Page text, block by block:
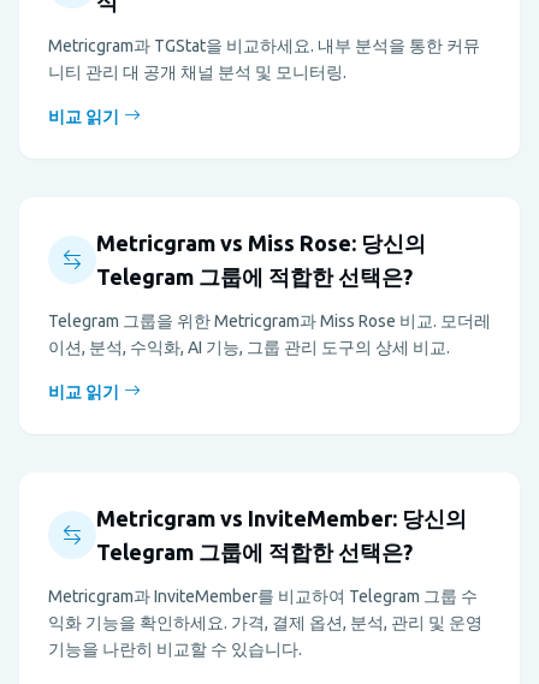
Metricgram과 TGStat을 비교하세요. 내부 분석을 통한 커뮤
니티 관리 대 공개 채널 분석 및 모니터링.
비교 읽기
Metricgram vs Miss Rose: 당신의
Telegram 그룹에 적합한 선택은?
Telegram 그룹을 위한 Metricgram과 Miss Rose 비교. 모더레
이션, 분석, 수익화, AI 기능, 그룹 관리 도구의 상세 비교.
비교 읽기
Metricgram vs InviteMember: 당신의
Telegram 그룹에 적합한 선택은?
Metricgram과 InviteMember를 비교하여 Telegram 그룹 수
익화 기능을 확인하세요. 가격, 결제 옵션, 분석, 관리 및 운영
기능을 나란히 비교할 수 있습니다.